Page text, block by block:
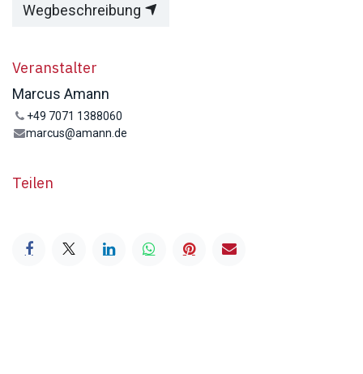
Wegbeschreibung
Veranstalter
Marcus Amann
+49 7071 1388060
marcus@amann.de
Teilen